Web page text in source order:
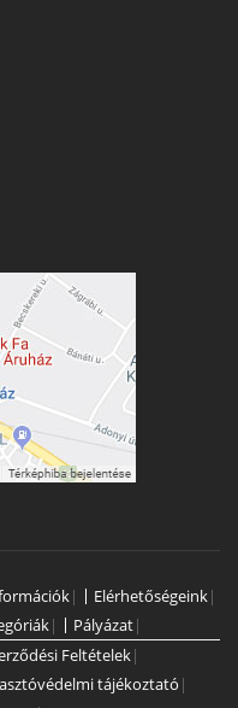
| Elérhetőségeink|
| Pályázat|
Feltételek|
tájékoztató |